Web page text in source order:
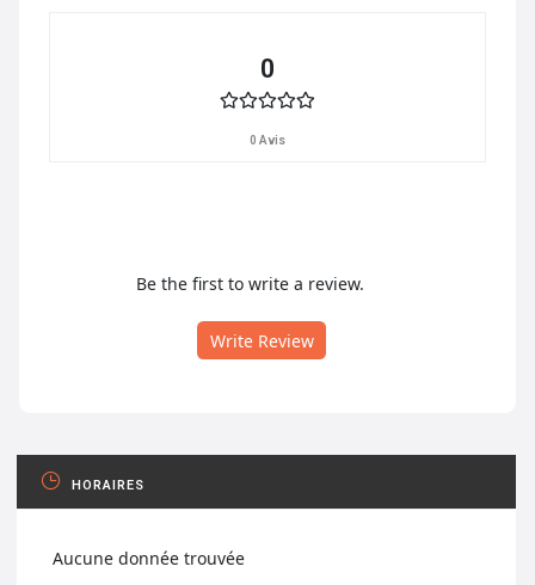
0
0 Avis
Be the first to write a review.
Write Review
HORAIRES
Aucune donnée trouvée